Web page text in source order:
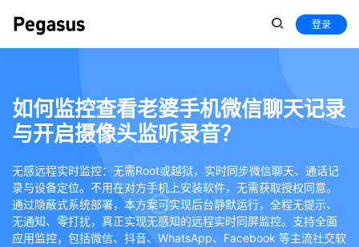
登录
如何监控查看老婆手机微信聊天记录
与开启摄像头监听录音？
无感远程实时监控：无需Root或越狱，实时同步微信聊天、通话记
录与设备定位。不用在对方手机上安装软件，无需获取授权同意。
通过隐蔽式系统部署，本方案可实现后台静默运行，全程无提示、
无通知、零打扰，真正实现无感知的远程实时同屏监控。支持全面
应用监控，包括微信、抖音、WhatsApp、Facebook 等主流社交软